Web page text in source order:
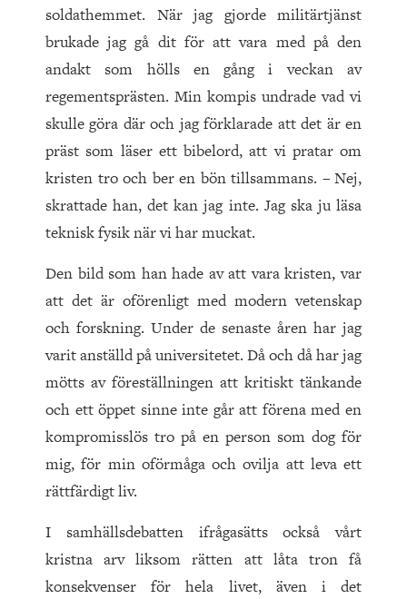
soldathemmet. När jag gjorde militärtjänst
brukade jag gå dit för att vara med på den
andakt som hölls en gång i veckan av
regementsprästen. Min kompis undrade vad vi
skulle göra där och jag förklarade att det är en
präst som läser ett bibelord, att vi pratar om
kristen tro och ber en bön tillsammans. – Nej,
skrattade han, det kan jag inte. Jag ska ju läsa
teknisk fysik när vi har muckat.
Den bild som han hade av att vara kristen, var
att det är oförenligt med modern vetenskap
och forskning. Under de senaste åren har jag
varit anställd på universitetet. Då och då har jag
mötts av föreställningen att kritiskt tänkande
och ett öppet sinne inte går att förena med en
kompromisslös tro på en person som dog för
mig, för min oförmåga och ovilja att leva ett
rättfärdigt liv.
I samhällsdebatten ifrågasätts också vårt
kristna arv liksom rätten att låta tron få
konsekvenser för hela livet, även i det